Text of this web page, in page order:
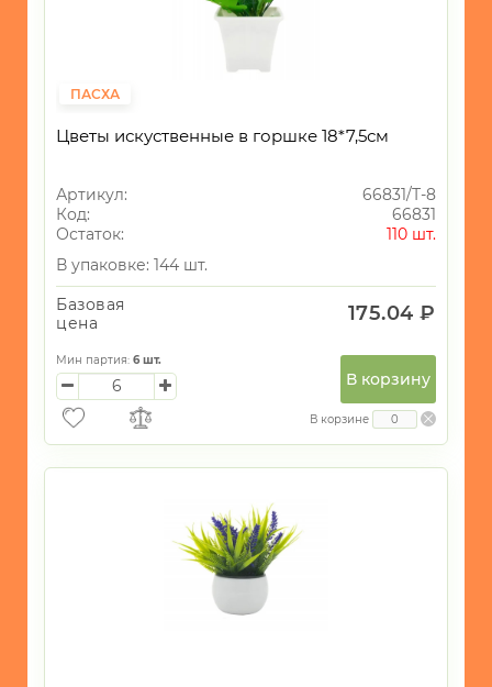
ПАСХА
Цветы искуственные в горшке 18*7,5см
Артикул:
66831/Т-8
Код:
66831
Остаток:
110 шт.
В упаковке: 144 шт.
Базовая
цена
175.04 ₽
Мин партия: 6 шт.
В корзину
В корзине